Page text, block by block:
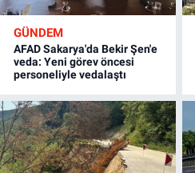
GÜNDEM
AFAD Sakarya'da Bekir Şen'e
veda: Yeni görev öncesi
personeliyle vedalaştı